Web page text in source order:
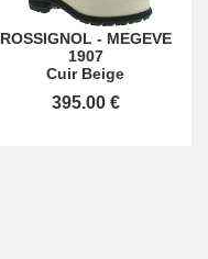
ROSSIGNOL- MEGEVE
1907
Cuir Beige
395.00 €